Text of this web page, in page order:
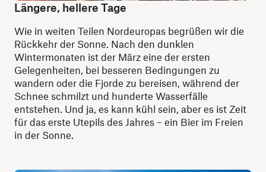
Längere, hellere Tage
Wie in weiten Teilen Nordeuropas begrüßen wir die
Rückkehr der Sonne. Nach den dunklen
Wintermonaten ist der März eine der ersten
Gelegenheiten, bei besseren Bedingungen zu
wandern oder die Fjorde zu bereisen, während der
Schnee schmilzt und hunderte Wasserfälle
entstehen. Und ja, es kann kühl sein, aber es ist Zeit
für das erste Utepils des Jahres – ein Bier im Freien
in der Sonne.